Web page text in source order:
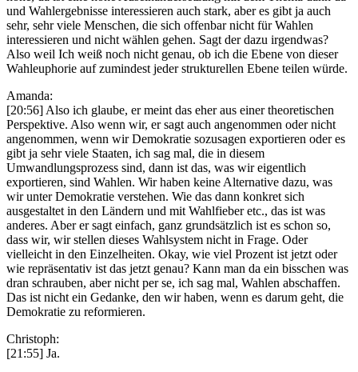
und Wahlergebnisse interessieren auch stark, aber es gibt ja auch
sehr, sehr viele Menschen, die sich offenbar nicht für Wahlen
interessieren und nicht wählen gehen. Sagt der dazu irgendwas?
Also weil Ich weiß noch nicht genau, ob ich die Ebene von dieser
Wahleuphorie auf zumindest jeder strukturellen Ebene teilen würde.
Amanda:
[20:56] Also ich glaube, er meint das eher aus einer theoretischen
Perspektive. Also wenn wir, er sagt auch angenommen oder nicht
angenommen, wenn wir Demokratie sozusagen exportieren oder es
gibt ja sehr viele Staaten, ich sag mal, die in diesem
Umwandlungsprozess sind, dann ist das, was wir eigentlich
exportieren, sind Wahlen. Wir haben keine Alternative dazu, was
wir unter Demokratie verstehen. Wie das dann konkret sich
ausgestaltet in den Ländern und mit Wahlfieber etc., das ist was
anderes. Aber er sagt einfach, ganz grundsätzlich ist es schon so,
dass wir, wir stellen dieses Wahlsystem nicht in Frage. Oder
vielleicht in den Einzelheiten. Okay, wie viel Prozent ist jetzt oder
wie repräsentativ ist das jetzt genau? Kann man da ein bisschen was
dran schrauben, aber nicht per se, ich sag mal, Wahlen abschaffen.
Das ist nicht ein Gedanke, den wir haben, wenn es darum geht, die
Demokratie zu reformieren.
Christoph:
[21:55] Ja.